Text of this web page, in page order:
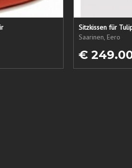
Sitzkissen für
Saarinen, Eero
€